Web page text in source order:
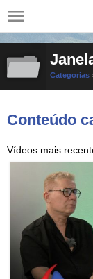
Categorias
Conteúdo
Vídeos mais